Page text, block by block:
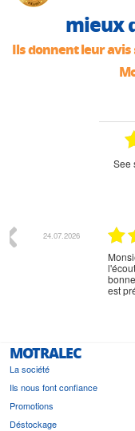
mieux
Ils donnent leur
Monsieur
l'écoute du client
bonne solution
MOTRALEC
La société
Ils nous font confiance
Promotions
Déstockage